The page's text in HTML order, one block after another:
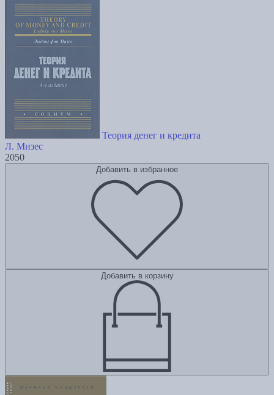
Теория денег и кредита
Л. Мизес
2050
Добавить в избранное
Добавить в корзину